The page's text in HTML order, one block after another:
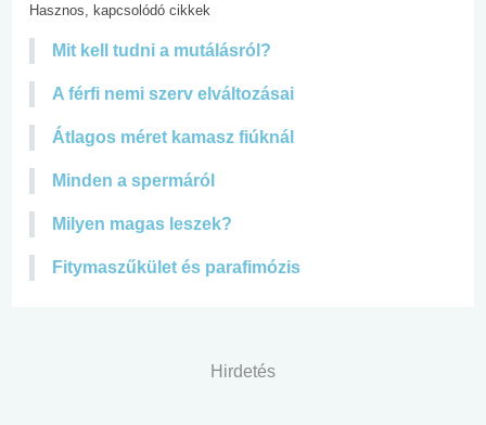
Hasznos, kapcsolódó cikkek
Mit kell tudni a mutálásról?
A férfi nemi szerv elváltozásai
Átlagos méret kamasz fiúknál
Minden a spermáról
Milyen magas leszek?
Fitymaszűkület és parafimózis
Hirdetés